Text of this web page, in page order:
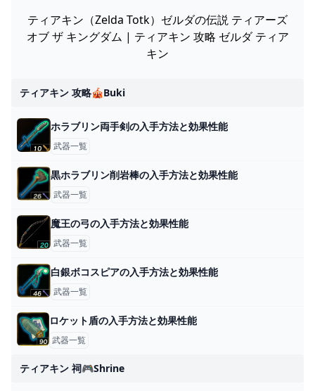
ティアキン（Zelda Totk）ゼルダの伝説 ティアーズ
オブ ザ キングダム | ティアキン 攻略 ゼルダ ティア
キン
ティアキン 攻略🎪buki
ホラブリン両手剣の入手方法と効果性能
武器一覧
黒ホラブリン削岩棒の入手方法と効果性能
武器一覧
魔王の弓の入手方法と効果性能
武器一覧
白銀ボコスピアの入手方法と効果性能
武器一覧
ロケット盾の入手方法と効果性能
武器一覧
ティアキン 祠🎮shrine